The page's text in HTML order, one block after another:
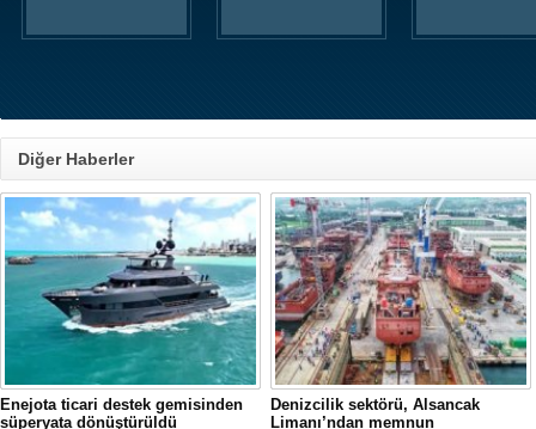
Diğer Haberler
Enejota ticari destek gemisinden
süperyata dönüştürüldü
Denizcilik sektörü, Alsancak
Limanı’ndan memnun